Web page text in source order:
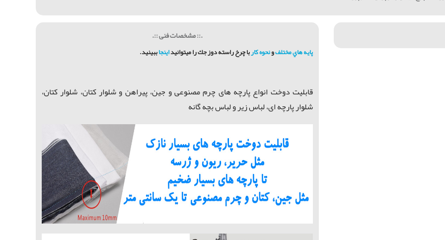
.:: مشخصات فنی ::.
پايه هاي مختلفونحوه كاربا چرخ راسته دوز جك را ميتوانيداينجاببينيد.
قابلیت دوخت انواع پارچه های چرم مصنوعی و جین، پیراهن و شلوار کتان، شلوار کتان،
شلوار پارچه ای، لباس زیر و لباس بچه گانه